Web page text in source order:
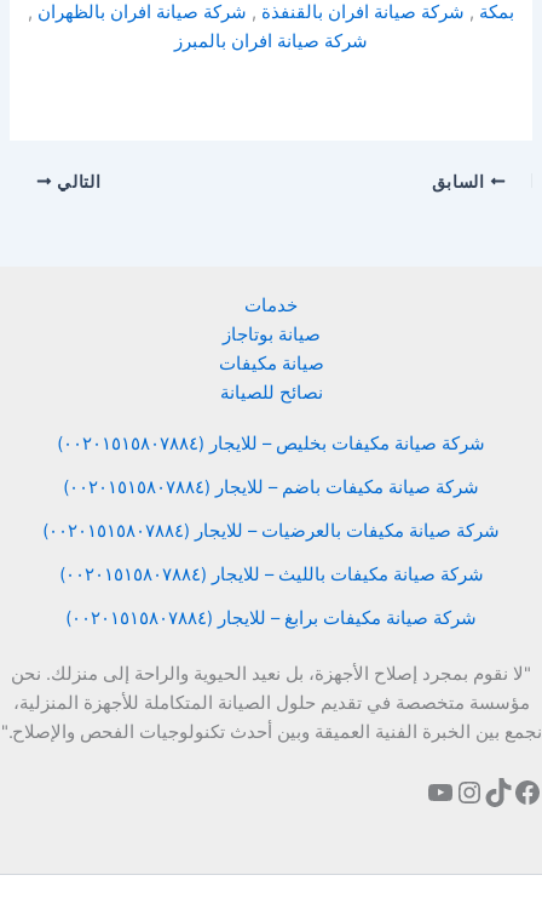
بمكة , شركة صيانة افران بالقنفذة , شركة صيانة افران بالظهران ,
شركة صيانة افران بالمبرز
السابق التالي
خدمات
صيانة بوتاجاز
صيانة مكيفات
نصائح للصيانة
شركة صيانة مكيفات بخليص – للايجار (٠٠٢٠١٥١٥٨٠٧٨٨٤)
شركة صيانة مكيفات باضم – للايجار (٠٠٢٠١٥١٥٨٠٧٨٨٤)
شركة صيانة مكيفات بالعرضيات – للايجار (٠٠٢٠١٥١٥٨٠٧٨٨٤)
شركة صيانة مكيفات بالليث – للايجار (٠٠٢٠١٥١٥٨٠٧٨٨٤)
شركة صيانة مكيفات برابغ – للايجار (٠٠٢٠١٥١٥٨٠٧٨٨٤)
"لا نقوم بمجرد إصلاح الأجهزة، بل نعيد الحيوية والراحة إلى منزلك. نحن
مؤسسة متخصصة في تقديم حلول الصيانة المتكاملة للأجهزة المنزلية،
نجمع بين الخبرة الفنية العميقة وبين أحدث تكنولوجيات الفحص والإصلاح."